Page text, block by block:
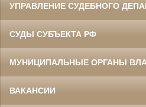
УПРАВЛЕНИЕ СУДЕБНОГО
СУДЫ СУБЪЕКТА РФ
МУНИЦИПАЛЬНЫЕ ОРГАНЫ
ВАКАНСИИ